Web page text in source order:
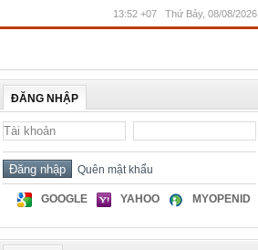
13:52 +07 Thứ Bảy, 08/08/2026
ĐĂNG NHẬP
Quên mật khẩu
GOOGLE YAHOO MYOPENID